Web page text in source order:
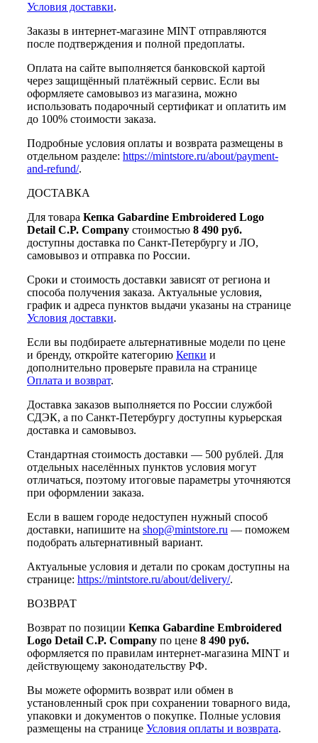
Условия доставки.
Заказы в интернет-магазине MINT отправляются
после подтверждения и полной предоплаты.
Оплата на сайте выполняется банковской картой
через защищённый платёжный сервис. Если вы
оформляете самовывоз из магазина, можно
использовать подарочный сертификат и оплатить им
до 100% стоимости заказа.
Подробные условия оплаты и возврата размещены в
отдельном разделе: https://mintstore.ru/about/payment-
and-refund/.
ДОСТАВКА
Для товара Кепка Gabardine Embroidered Logo
Detail C.P. Company стоимостью 8 490 руб.
доступны доставка по Санкт-Петербургу и ЛО,
самовывоз и отправка по России.
Сроки и стоимость доставки зависят от региона и
способа получения заказа. Актуальные условия,
график и адреса пунктов выдачи указаны на странице
Условия доставки.
Если вы подбираете альтернативные модели по цене
и бренду, откройте категорию Кепки и
дополнительно проверьте правила на странице
Оплата и возврат.
Доставка заказов выполняется по России службой
СДЭК, а по Санкт-Петербургу доступны курьерская
доставка и самовывоз.
Стандартная стоимость доставки — 500 рублей. Для
отдельных населённых пунктов условия могут
отличаться, поэтому итоговые параметры уточняются
при оформлении заказа.
Если в вашем городе недоступен нужный способ
доставки, напишите на shop@mintstore.ru — поможем
подобрать альтернативный вариант.
Актуальные условия и детали по срокам доступны на
странице: https://mintstore.ru/about/delivery/.
ВОЗВРАТ
Возврат по позиции Кепка Gabardine Embroidered
Logo Detail C.P. Company по цене 8 490 руб.
оформляется по правилам интернет-магазина MINT и
действующему законодательству РФ.
Вы можете оформить возврат или обмен в
установленный срок при сохранении товарного вида,
упаковки и документов о покупке. Полные условия
размещены на странице Условия оплаты и возврата.